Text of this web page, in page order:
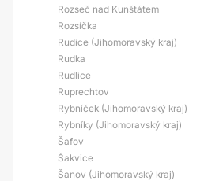
Rozseč nad Kunštátem
Rozsíčka
Rudice (Jihomoravský kraj)
Rudka
Rudlice
Ruprechtov
Rybníček (Jihomoravský kraj)
Rybníky (Jihomoravský kraj)
Šafov
Šakvice
Šanov (Jihomoravský kraj)